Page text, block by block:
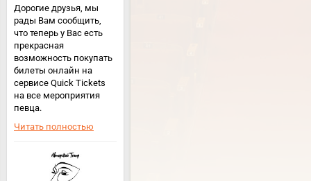
Дорогие друзья, мы
рады Вам сообщить,
что теперь у Вас есть
прекрасная
возможность покупать
билеты онлайн на
сервисе Quick Tickets
на все мероприятия
певца.
Читать полностью